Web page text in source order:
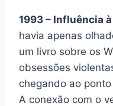
1993 – Influência
havia apenas
um livro sobre os
obsessões
chegando ao
A conexão com o